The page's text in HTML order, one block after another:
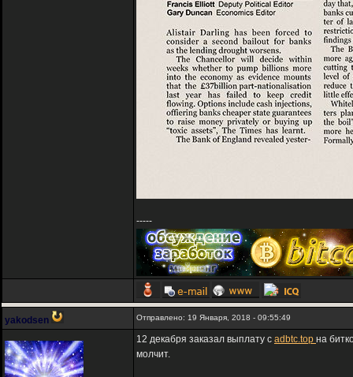
-----
yakodsen Отправлено: 19 Января, 2018 - 09:55:49
12 декабря заказал выплату с adbtc.top на
молчит.